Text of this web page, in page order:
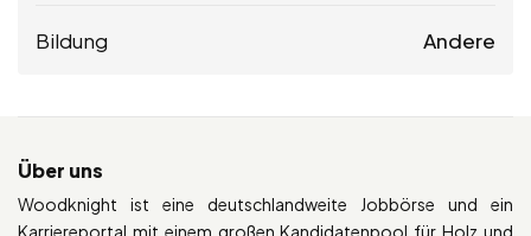
Bildung Andere
Über uns
Woodknight ist eine deutschlandweite Jobbörse und ein
Karriereportal mit einem großen Kandidatenpool für Holz und